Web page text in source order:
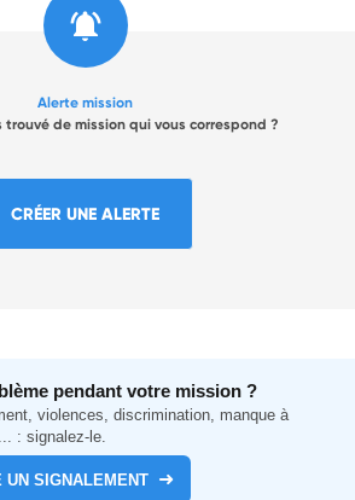
Alerte mission
trouvé de mission qui vous correspond ?
CRÉER UNE ALERTE
pendant votre mission ?
violences, discrimination, manque à
: signalez-le.
UN SIGNALEMENT